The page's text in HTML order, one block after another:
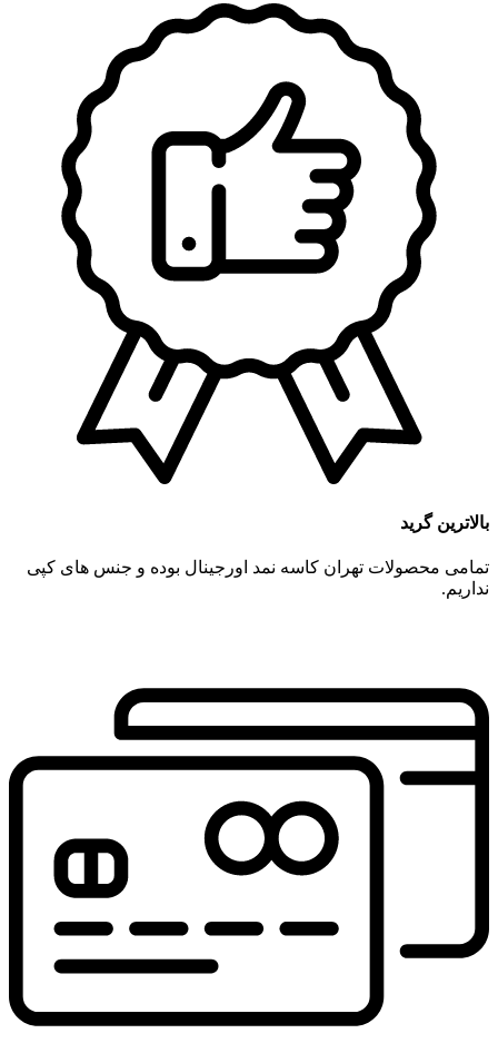
بالاترین گرید
تمامی محصولات تهران کاسه نمد اورجینال بوده و جنس های کپی
نداریم.